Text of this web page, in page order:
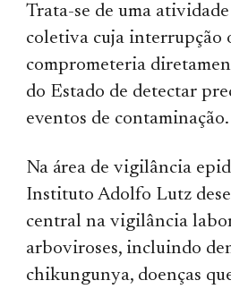
Trata-se de uma
coletiva cuja interrupção
comprometeria
do Estado de detectar
eventos de contaminação.
Na área de vigilância
Instituto Adolfo Lutz
central na vigilância
arboviroses, incluindo
chikungunya, doenças